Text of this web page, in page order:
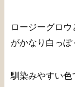
ロージーグロ
がかなり白っぽ
馴染みやすい